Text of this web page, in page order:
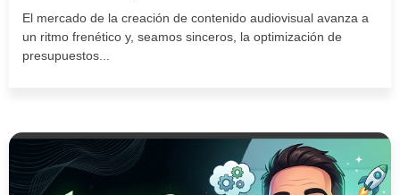
El mercado de la creación de contenido audiovisual avanza a
un ritmo frenético y, seamos sinceros, la optimización de
presupuestos...